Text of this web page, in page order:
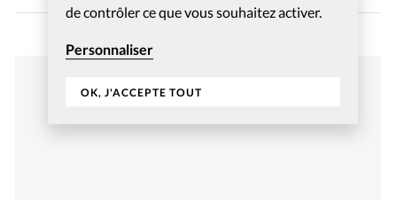
de contrôler ce que vous souhaitez activer.
Personnaliser
OK, J'ACCEPTE TOUT